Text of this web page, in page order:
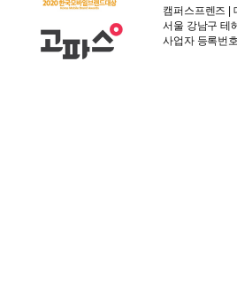
캠퍼스프렌즈 |
서울 강남구 테
사업자 등록번